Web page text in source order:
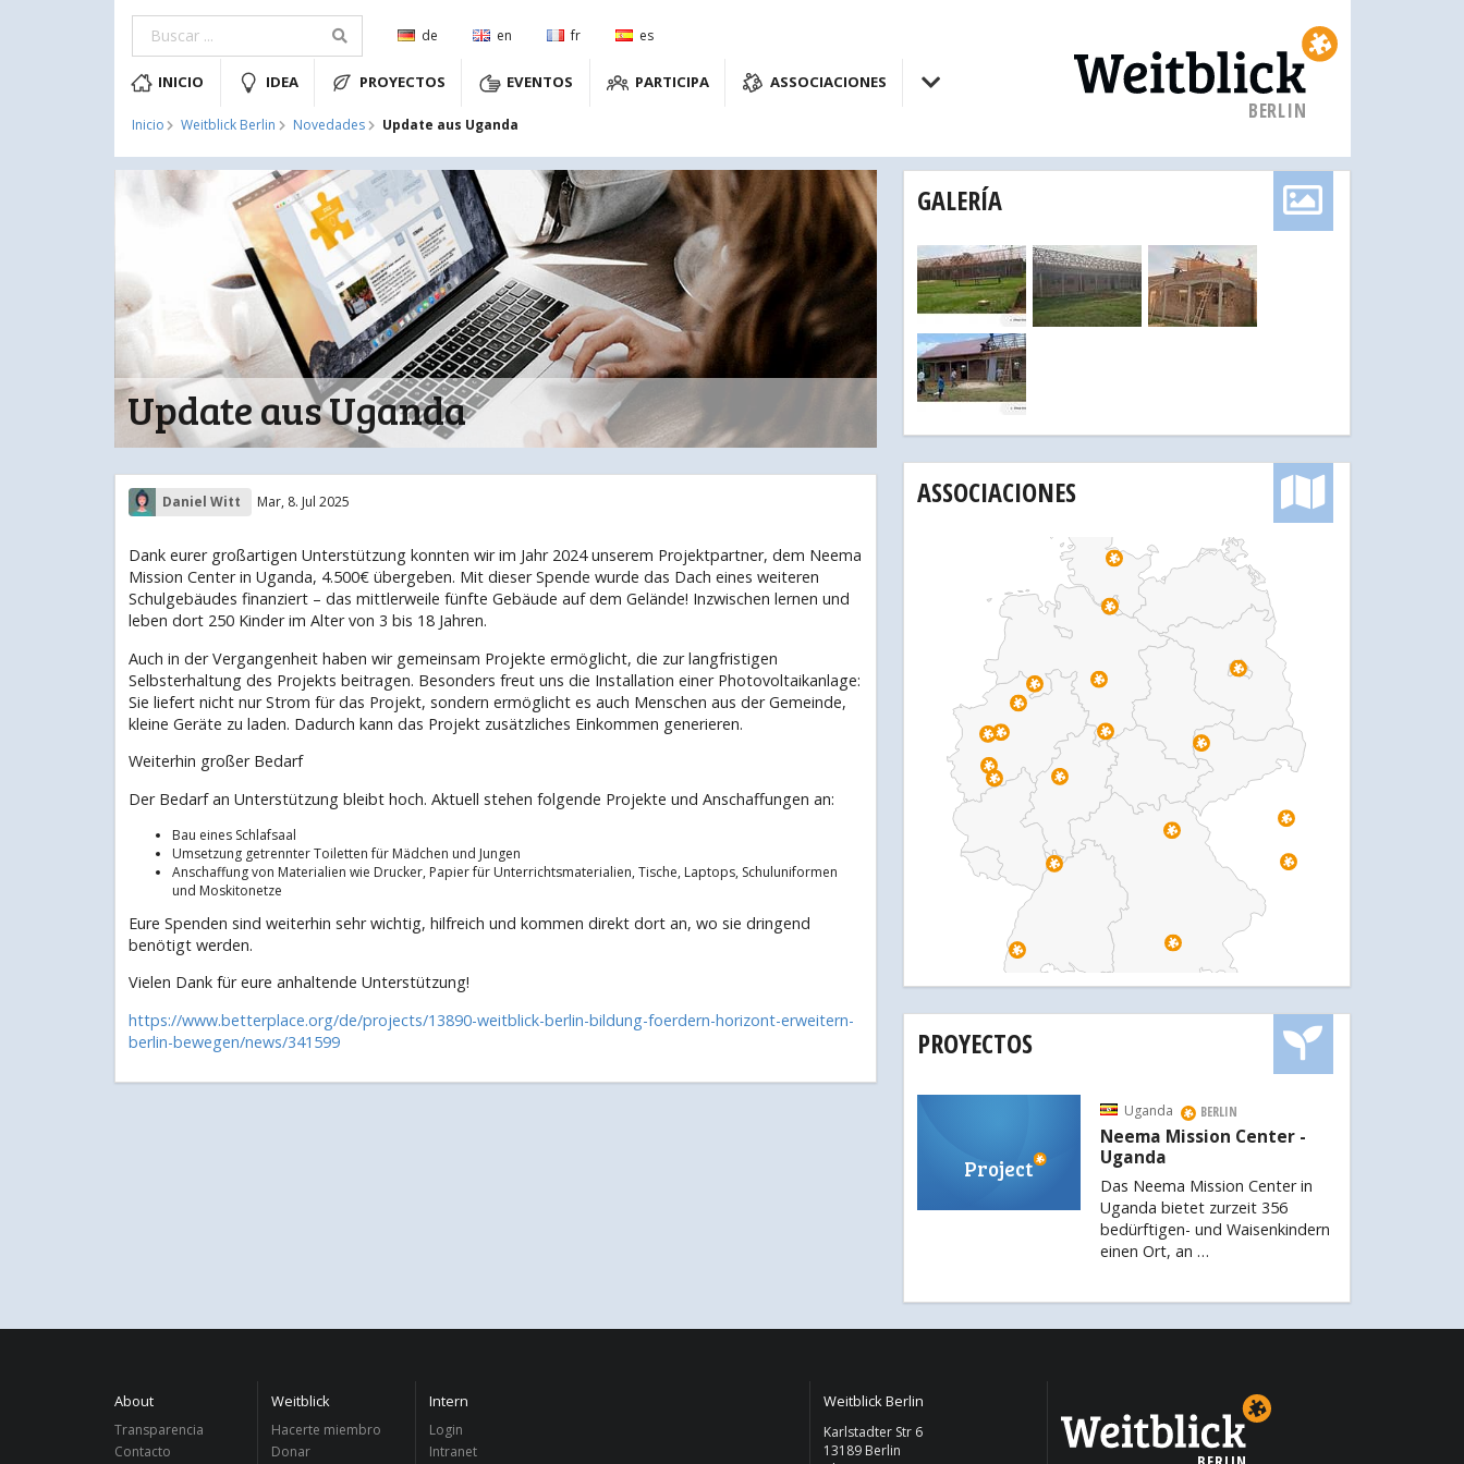
de en fr es
INICIO IDEA PROYECTOS EVENTOS PARTICIPA ASSOCIACIONES
Inicio Weitblick Berlin Novedades Update aus Uganda
BERLIN
Update aus Uganda
Daniel Witt Mar, 8. Jul 2025
Dank eurer großartigen Unterstützung konnten wir im Jahr 2024 unserem Projektpartner, dem Neema
Mission Center in Uganda, 4.500€ übergeben. Mit dieser Spende wurde das Dach eines weiteren
Schulgebäudes finanziert – das mittlerweile fünfte Gebäude auf dem Gelände! Inzwischen lernen und
leben dort 250 Kinder im Alter von 3 bis 18 Jahren.
Auch in der Vergangenheit haben wir gemeinsam Projekte ermöglicht, die zur langfristigen
Selbsterhaltung des Projekts beitragen. Besonders freut uns die Installation einer Photovoltaikanlage:
Sie liefert nicht nur Strom für das Projekt, sondern ermöglicht es auch Menschen aus der Gemeinde,
kleine Geräte zu laden. Dadurch kann das Projekt zusätzliches Einkommen generieren.
Weiterhin großer Bedarf
Der Bedarf an Unterstützung bleibt hoch. Aktuell stehen folgende Projekte und Anschaffungen an:
Bau eines Schlafsaal
Umsetzung getrennter Toiletten für Mädchen und Jungen
Anschaffung von Materialien wie Drucker, Papier für Unterrichtsmaterialien, Tische, Laptops, Schuluniformen
und Moskitonetze
Eure Spenden sind weiterhin sehr wichtig, hilfreich und kommen direkt dort an, wo sie dringend
benötigt werden.
Vielen Dank für eure anhaltende Unterstützung!
https://www.betterplace.org/de/projects/13890-weitblick-berlin-bildung-foerdern-horizont-erweitern-
berlin-bewegen/news/341599
GALERÍA
ASSOCIACIONES
PROYECTOS
Project
Uganda BERLIN
Neema Mission Center -
Uganda
Das Neema Mission Center in
Uganda bietet zurzeit 356
bedürftigen- und Waisenkindern
einen Ort, an …
About
Transparencia
Contacto
Weitblick
Hacerte miembro
Donar
Intern
Login
Intranet
Weitblick Berlin
Karlstadter Str 6
13189 Berlin